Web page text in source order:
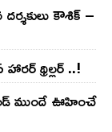
కౌశిక్ –
థ్రిల్లర్ ..!
ముందే ఊహించే